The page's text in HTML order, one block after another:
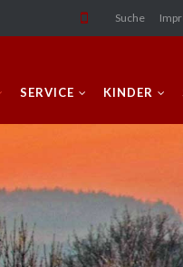
Suche
SERVICE KINDER